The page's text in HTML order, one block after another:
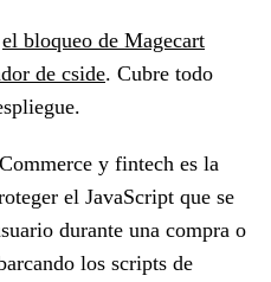
el bloqueo de Magecart
de cside. Cubre todo
y fintech es la
el JavaScript que se
durante una compra o
los scripts de